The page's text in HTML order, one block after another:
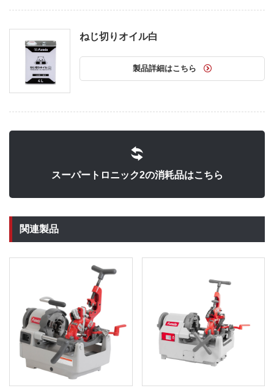
ねじ切りオイル白
製品詳細はこちら
スーパートロニック2の消耗品はこちら
関連製品